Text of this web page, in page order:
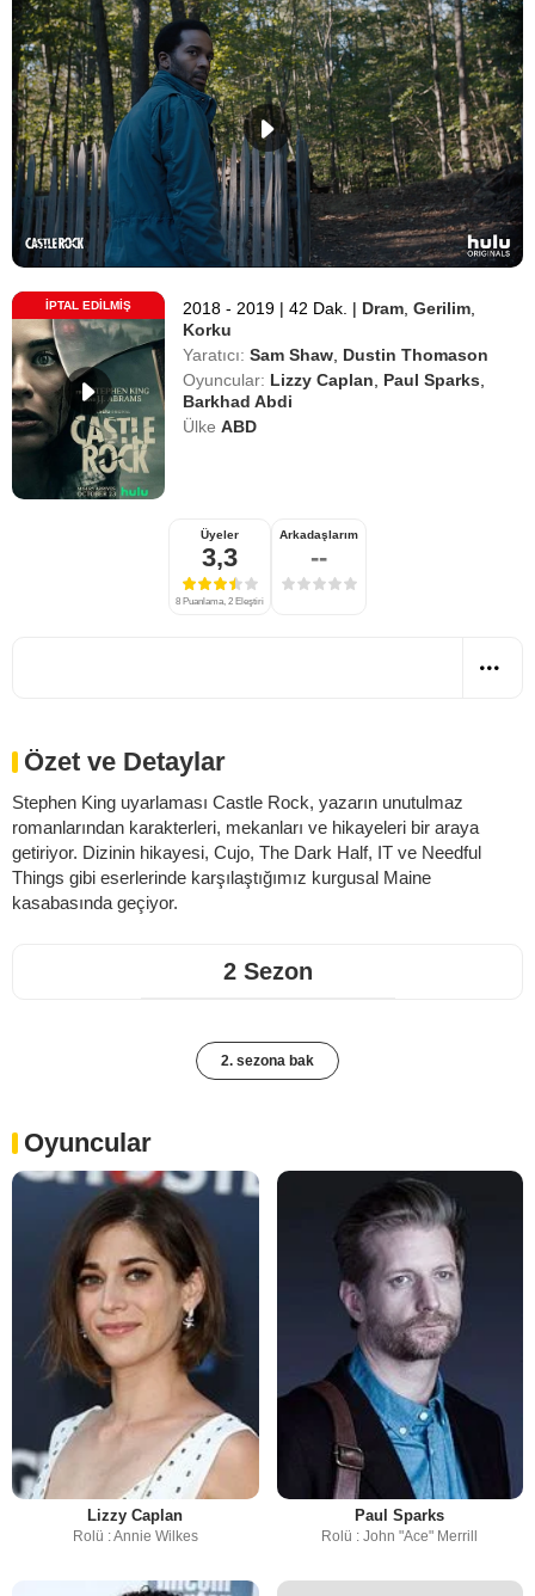
İPTAL EDILMIŞ 2018 - 2019 | 42 Dak. | Dram ,Gerilim
Korku
Yaratıcı: Sam Shaw Dustin Thomason
Oyuncular: Lizzy Caplan Paul Sparks
Barkhad Abdi
Ülke ABD
Üyeler
3,3
8 Puanlama, 2 Eleştiri
Arkadaşlarım
--
Özet ve Detaylar
Stephen King uyarlaması Castle Rock, yazarın unutulmaz
romanlarından karakterleri, mekanları ve hikayeleri bir araya
getiriyor. Dizinin hikayesi, Cujo, The Dark Half, IT ve Needful
Things gibi eserlerinde karşılaştığımız kurgusal Maine
kasabasında geçiyor.
2 Sezon
2. sezona bak
Oyuncular
Lizzy Caplan
Rolü : Annie Wilkes
Paul Sparks
Rolü : John "Ace" Merrill